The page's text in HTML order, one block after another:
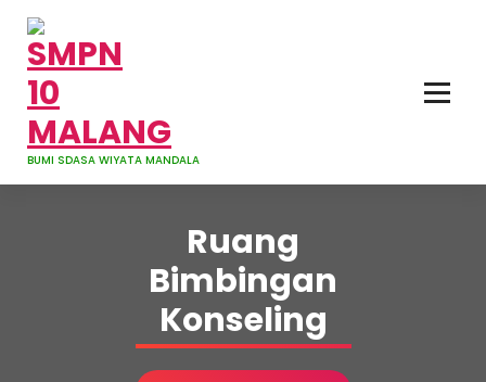
content
BUMI SDASA WIYATA MANDALA
Ruang
Bimbingan
Konseling